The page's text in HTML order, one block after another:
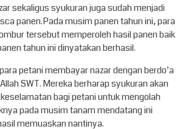
sekaligus syukuran juga sudah menjadi
panen.Pada musim panen tahun ini, para
tersebut memperoleh hasil panen baik
tahun ini dinyatakan berhasil.
petani membayar nazar dengan berdo’a
SWT. Mereka berharap syukuran akan
bagi petani untuk mengolah
pada musim tanam mendatang ini
memuaskan nantinya.